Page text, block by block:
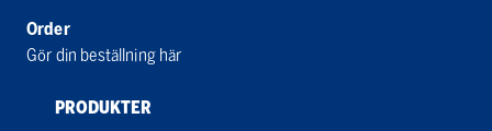
Order
Gör din beställning här
PRODUKTER